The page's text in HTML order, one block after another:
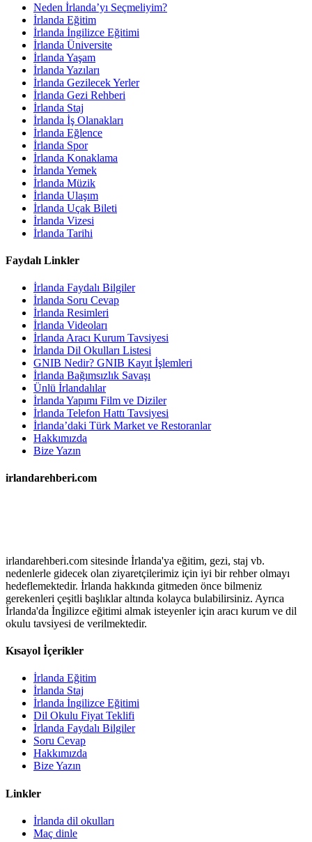
Neden İrlanda’yı Seçmeliyim?
İrlanda Eğitim
İrlanda İngilizce Eğitimi
İrlanda Üniversite
İrlanda Yaşam
İrlanda Yazıları
İrlanda Gezilecek Yerler
İrlanda Gezi Rehberi
İrlanda Staj
İrlanda İş Olanakları
İrlanda Eğlence
İrlanda Spor
İrlanda Konaklama
İrlanda Yemek
İrlanda Müzik
İrlanda Ulaşım
İrlanda Uçak Bileti
İrlanda Vizesi
İrlanda Tarihi
Faydalı Linkler
İrlanda Faydalı Bilgiler
İrlanda Soru Cevap
İrlanda Resimleri
İrlanda Videoları
İrlanda Aracı Kurum Tavsiyesi
İrlanda Dil Okulları Listesi
GNIB Nedir? GNIB Kayıt İşlemleri
İrlanda Bağımsızlık Savaşı
Ünlü İrlandalılar
İrlanda Yapımı Film ve Diziler
İrlanda Telefon Hattı Tavsiyesi
İrlanda’daki Türk Market ve Restoranlar
Hakkımızda
Bize Yazın
irlandarehberi.com
irlandarehberi.com sitesinde İrlanda'ya eğitim, gezi, staj vb.
nedenlerle gidecek olan ziyaretçilerimiz için iyi bir rehber olmayı
hedeflemektedir. İrlanda hakkında gitmeden önce bilmeniz
gerekenleri çeşitli başlıklar altında kolayca bulabilirsiniz. Ayrıca
İrlanda'da İngilizce eğitimi almak isteyenler için aracı kurum ve dil
okulu tavsiyesi de verilmektedir.
Kısayol İçerikler
İrlanda Eğitim
İrlanda Staj
İrlanda İngilizce Eğitimi
Dil Okulu Fiyat Teklifi
İrlanda Faydalı Bilgiler
Soru Cevap
Hakkımızda
Bize Yazın
Linkler
İrlanda dil okulları
Maç dinle